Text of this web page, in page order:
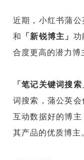
近期，小红书蒲公
和
「新锐博主」 功
合度更高的潜力博
「笔记关键词搜索
词搜索，蒲公英
互动数据好的博
其产品的优质博主